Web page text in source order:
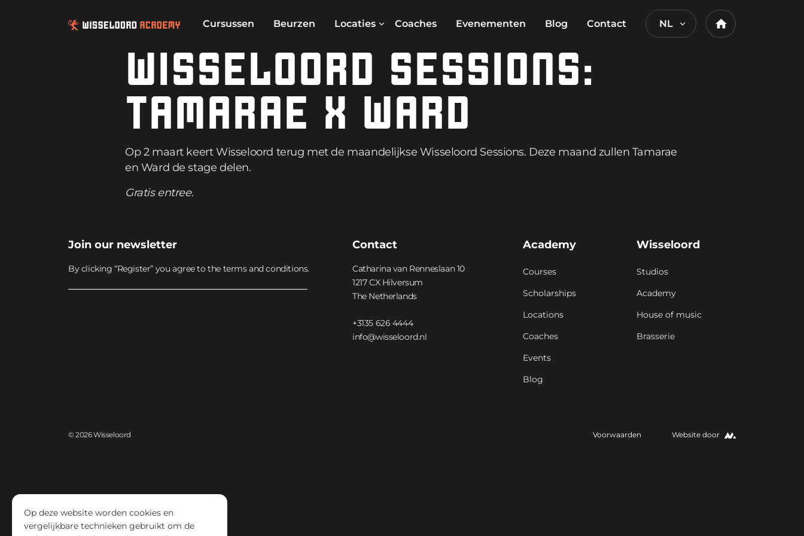
Cursussen Beurzen Locaties Coaches Evenementen Blog Contact NL Home
WISSELOORD SESSIONS:
TAMARAE X WARD
Op 2 maart keert Wisseloord terug met de maandelijkse Wisseloord Sessions. Deze maand zullen Tamarae
en Ward de stage delen.
Gratis entree.
Join our newsletter
By clicking “Register” you agree to the terms and conditions.
Contact
Catharina van Renneslaan 10
1217 CX Hilversum
The Netherlands
+3135 626 4444
info@wisseloord.nl
Academy
Courses
Scholarships
Locations
Coaches
Events
Blog
Wisseloord
Studios
Academy
House of music
Brasserie
© 2026 Wisseloord Voorwaarden Website door
Op deze website worden cookies en
vergelijkbare technieken gebruikt om de